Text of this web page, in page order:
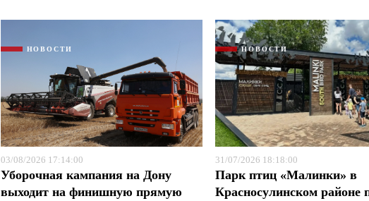
НОВОСТИ
03/08/2026 17:14:00
Уборочная кампания на Дону
выходит на финишную прямую
НОВОСТИ
31/07/2026 18:18:00
Парк птиц «Малинки» в
Красносулинском районе